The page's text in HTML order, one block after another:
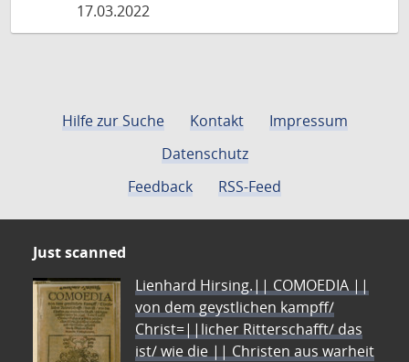
17.03.2022
Hilfe zur Suche Kontakt
Impressum
Datenschutz
Feedback
RSS-Feed
Just scanned
Lienhard Hirsing.|| COMOEDIA ||
von dem geystlichen kampff/
Christ=||licher Ritterschafft/ das
ist/ wie die || Christen aus warheit